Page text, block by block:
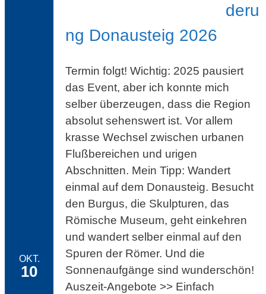
OKT.
10
deru
ng Donausteig 2026
Termin folgt! Wichtig: 2025 pausiert
das Event, aber ich konnte mich
selber überzeugen, dass die Region
absolut sehenswert ist. Vor allem
krasse Wechsel zwischen urbanen
Flußbereichen und urigen
Abschnitten. Mein Tipp: Wandert
einmal auf dem Donausteig. Besucht
den Burgus, die Skulpturen, das
Römische Museum, geht einkehren
und wandert selber einmal auf den
Spuren der Römer. Und die
Sonnenaufgänge sind wunderschön!
Auszeit-Angebote >> Einfach